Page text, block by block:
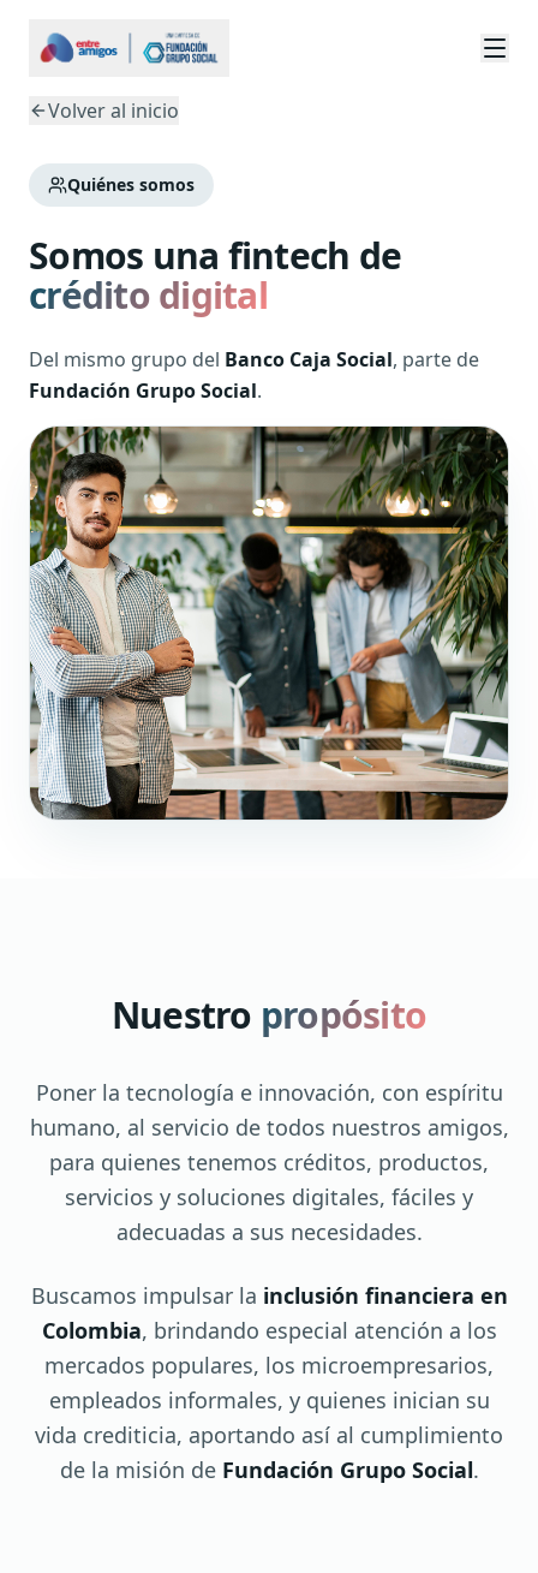
Volver al inicio
Quiénes somos
Somos una fintech de
crédito digital
Del mismo grupo del Banco Caja Social, parte de
Fundación Grupo Social.
Nuestro propósito
Poner la tecnología e innovación, con espíritu
humano, al servicio de todos nuestros amigos,
para quienes tenemos créditos, productos,
servicios y soluciones digitales, fáciles y
adecuadas a sus necesidades.
Buscamos impulsar la inclusión financiera en
Colombia, brindando especial atención a los
mercados populares, los microempresarios,
empleados informales, y quienes inician su
vida crediticia, aportando así al cumplimiento
de la misión de Fundación Grupo Social.